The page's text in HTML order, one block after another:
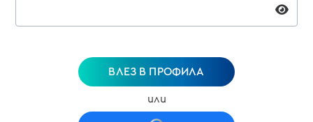
ВЛЕЗ В ПРОФИЛА
или